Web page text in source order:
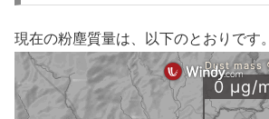
現在の粉塵質量は、以下のとおりです。